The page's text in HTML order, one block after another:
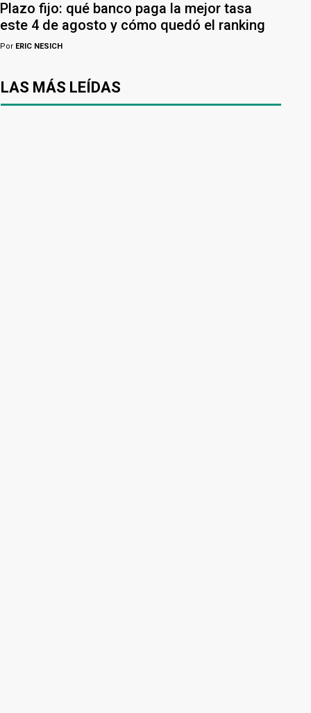
Plazo fijo: qué banco paga la mejor tasa
este 4 de agosto y cómo quedó el ranking
Por ERIC NESICH
LAS MÁS LEÍDAS